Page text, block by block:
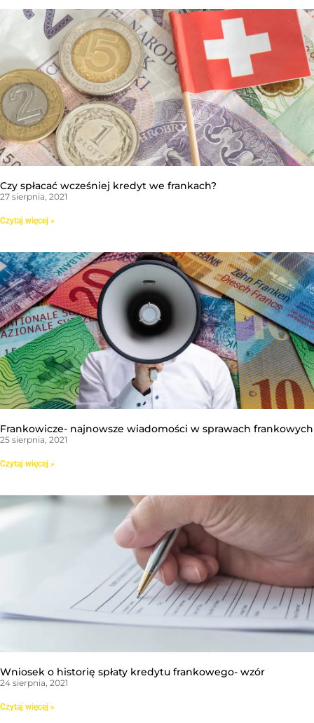
Czy spłacać wcześniej kredyt we frankach?
27 sierpnia, 2021
Czytaj więcej »
Frankowicze- najnowsze wiadomości w sprawach frankowych
25 sierpnia, 2021
Czytaj więcej »
Wniosek o historię spłaty kredytu frankowego- wzór
24 sierpnia, 2021
Czytaj więcej »